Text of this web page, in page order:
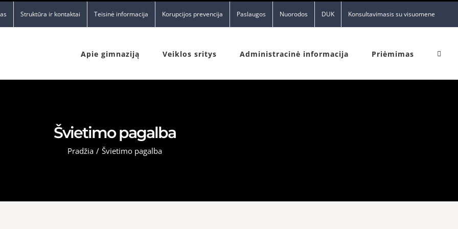
Struktūra ir kontaktai Teisinė informacija Korupcijos prevencija Paslaugos Nuorodos DUK Konsultavimasis su visuomene
Apie gimnaziją Veiklos sritys Administracinė informacija Priėmimas
Švietimo pagalba
Pradžia / Švietimo pagalba